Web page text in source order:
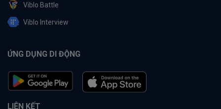
Viblo Battle
Viblo Interview
ỨNG DỤNG DI ĐỘNG
LIÊN KẾT